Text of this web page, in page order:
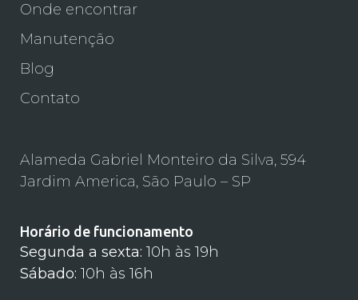
Onde encontrar
Manutenção
Blog
Contato
Alameda Gabriel Monteiro da Silva, 594
Jardim America, São Paulo – SP
Horário de funcionamento
Segunda a sexta: 10h às 19h
Sábado: 10h às 16h